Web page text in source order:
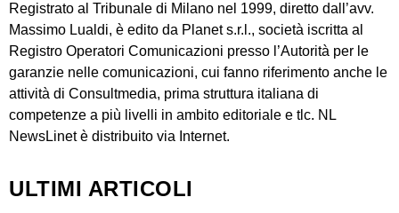
Registrato al Tribunale di Milano nel 1999, diretto dall’avv.
Massimo Lualdi, è edito da Planet s.r.l., società iscritta al
Registro Operatori Comunicazioni presso l’Autorità per le
garanzie nelle comunicazioni, cui fanno riferimento anche le
attività di Consultmedia, prima struttura italiana di
competenze a più livelli in ambito editoriale e tlc. NL
NewsLinet è distribuito via Internet.
ULTIMI ARTICOLI